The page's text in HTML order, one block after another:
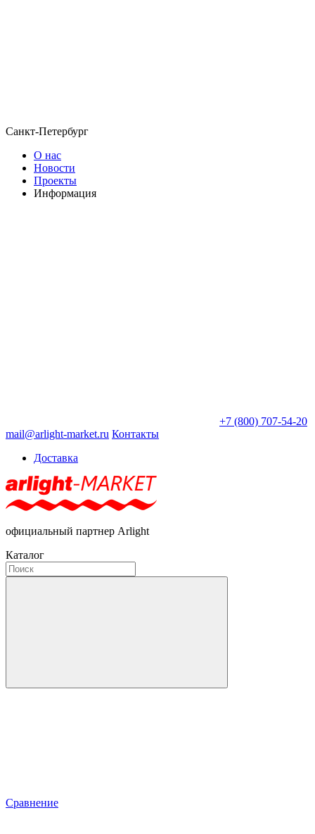
Санкт-Петербург
О нас
Новости
Проекты
Информация
+7 (800) 707-54-20
mail@arlight-market.ru Контакты
Доставка
официальный партнер Arlight
Каталог
Сравнение